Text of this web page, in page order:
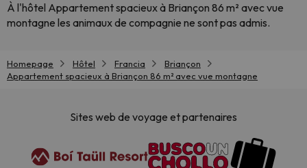
À l'hôtel Appartement spacieux à Briançon 86 m² avec vue
montagne les animaux de compagnie ne sont pas admis.
Homepage Hôtel Francia
Briançon
Appartement spacieux à Briançon 86 m² avec vue montagne
Sites web de voyage et partenaires